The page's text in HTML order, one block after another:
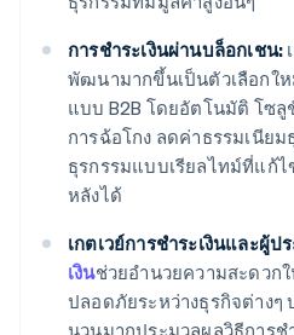
การชําระเงินผ่านบล็อกเชน:
พัฒนามากขึ้นเป็นตัวเลือกให
แบบ B2B โดยอัตโนมัติ โซ
การฉ้อโกง ลดค่าธรรมเนีย
ธุรกรรมแบบเรียลไทม์ที่แก้
หลังได้
เกตเวย์การชําระเงินและผู้ป
เงินช่วยอํานวยความสะดวกใ
ปลอดภัยระหว่างธุรกิจต่างๆ